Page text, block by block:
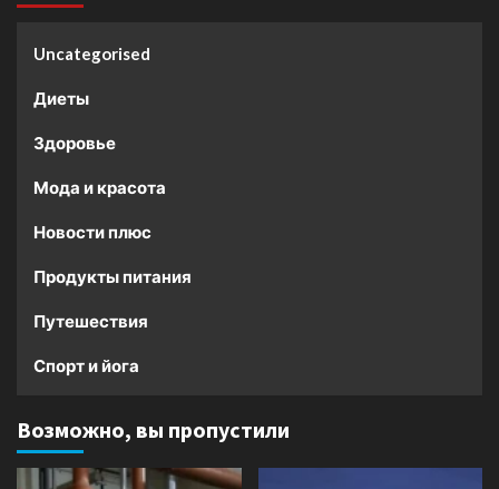
Uncategorised
Диеты
Здоровье
Мода и красота
Новости плюс
Продукты питания
Путешествия
Спорт и йога
Возможно, вы пропустили